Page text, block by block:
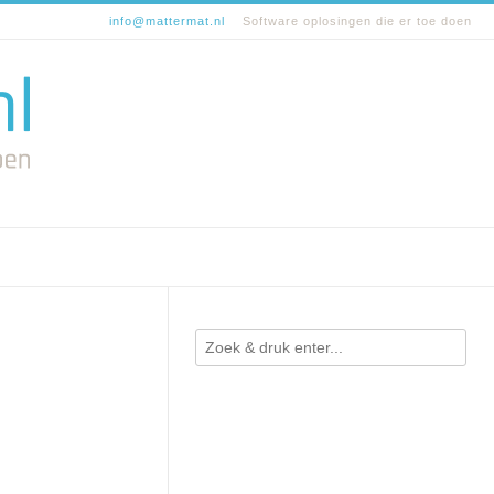
info@mattermat.nl Software oplosingen die er toe doen